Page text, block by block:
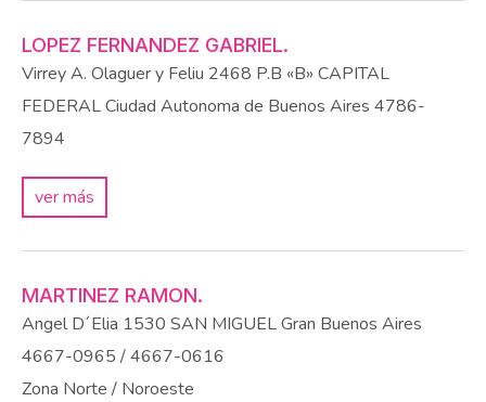
LOPEZ FERNANDEZ GABRIEL.
Virrey A. Olaguer y Feliu 2468 P.B «B» CAPITAL
FEDERALCiudad Autonoma de Buenos Aires 4786-
7894
ver más
MARTINEZ RAMON.
Angel D´Elia 1530 SAN MIGUELGran Buenos Aires
4667-0965 / 4667-0616
Zona Norte / Noroeste